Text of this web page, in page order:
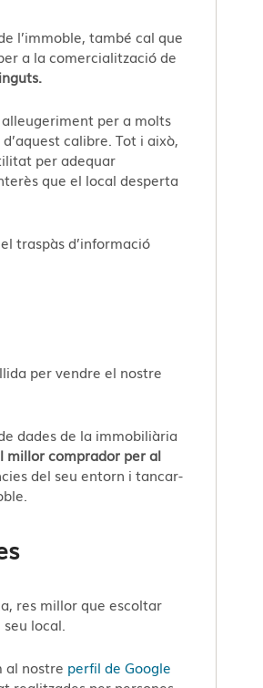
l’immoble, també cal que
a la comercialització de
per a molts
calibre. Tot i això,
per adequar
que el local desperta
traspàs d’informació
per vendre el nostre
dades de la immobiliària
millor comprador per al
del seu entorn i tancar-
res millor que escoltar
local.
al nostre perfil de Google